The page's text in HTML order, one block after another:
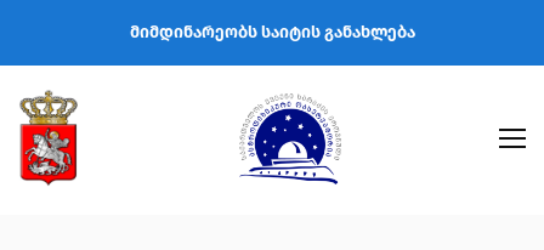
მიმდინარეობს საიტის განახლება